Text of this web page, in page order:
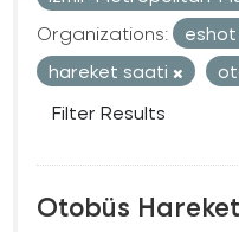
Organizations:
eshot
hareket saati
Filter Results
Otobüs